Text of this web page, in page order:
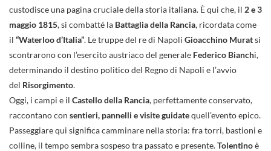
custodisce una pagina cruciale della storia italiana. È qui che, il 2 e 3
maggio 1815, si combatté la Battaglia della Rancia, ricordata come
il “Waterloo d’Italia”. Le truppe del re di Napoli Gioacchino Muratsi
scontrarono con l’esercito austriaco del generale Federico Bianchi,
determinando il destino politico del Regno di Napoli e l’avvio
del Risorgimento.
Oggi, i campi e il Castello della Rancia, perfettamente conservato,
raccontano con sentieri, pannelli e visite guidatequell’evento epico.
Passeggiare qui significa camminare nella storia: fra torri, bastioni e
colline, il tempo sembra sospeso tra passato e presente.Tolentinoè